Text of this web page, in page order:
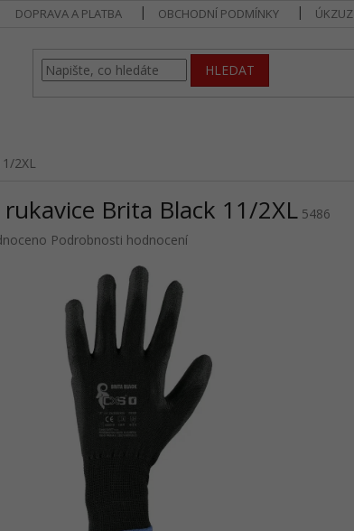
DOPRAVA A PLATBA OBCHODNÍ PODMÍNKY ÚKZUZ
HLEDAT
2XL
rukavice Brita Black 11/2XL 5486
Podrobnosti hodnocení